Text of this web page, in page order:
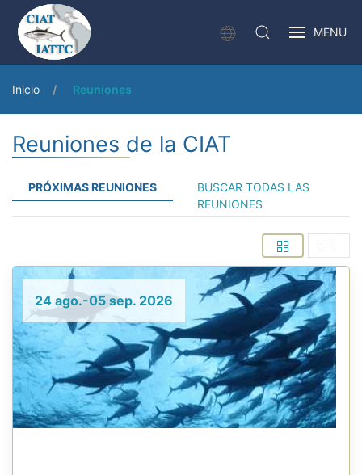
MENU
Inicio Reuniones
Reuniones de la CIAT
PRÓXIMAS REUNIONES
BUSCAR TODAS LAS
REUNIONES
24 ago.-05 sep. 2026